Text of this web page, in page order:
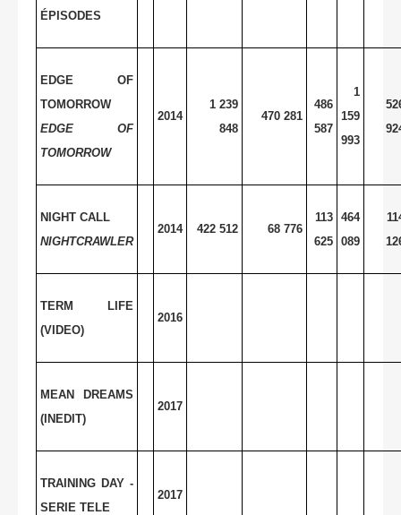
ÉPISODES
EDGE OF
TOMORROW
EDGE OF
TOMORROW
2014
1 239
848
470 281
486
587
1
159
993
NIGHT CALL
NIGHTCRAWLER
2014 422 512 68 776
113
625
464
089
TERM LIFE
(VIDEO)
2016
MEAN DREAMS
(INEDIT)
2017
TRAINING DAY -
SERIE TELE
2017